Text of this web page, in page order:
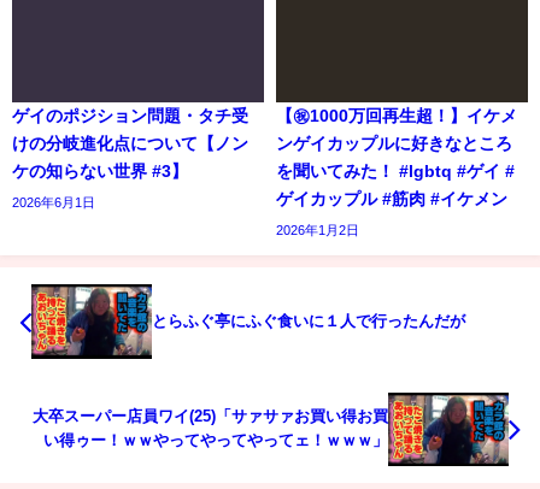
ゲイのポジション問題・タチ受
けの分岐進化点について【ノン
ケの知らない世界 #3】
2026年6月1日
【㊗️1000万回再生超！】イケメ
ンゲイカップルに好きなところ
を聞いてみた！ #lgbtq #ゲイ #
ゲイカップル #筋肉 #イケメン
2026年1月2日
とらふぐ亭にふぐ食いに１人で行ったんだが
大卒スーパー店員ワイ(25)「サァサァお買い得お買
い得ゥー！ｗｗやってやってやってェ！ｗｗｗ」